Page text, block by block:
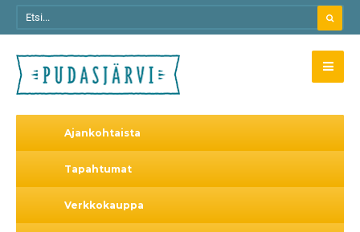
Ajankohtaista
Tapahtumat
Verkkokauppa